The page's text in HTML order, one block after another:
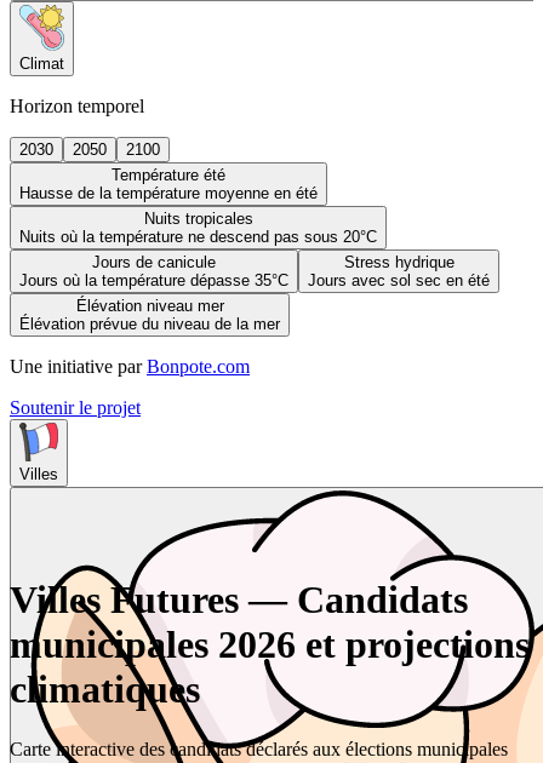
Climat
Horizon temporel
2030 2050
2100
Température été
Hausse de la température moyenne en été
Nuits tropicales
Nuits où la température ne descend pas sous 20°C
Jours de canicule
Jours où la température dépasse 35°C
Stress hydrique
Jours avec sol sec en été
Élévation niveau mer
Élévation prévue du niveau de la mer
Une initiative par Bonpote.com
Soutenir le projet
Villes
Villes Futures — Candidats
municipales 2026 et projections
climatiques
Carte interactive des candidats déclarés aux élections municipales